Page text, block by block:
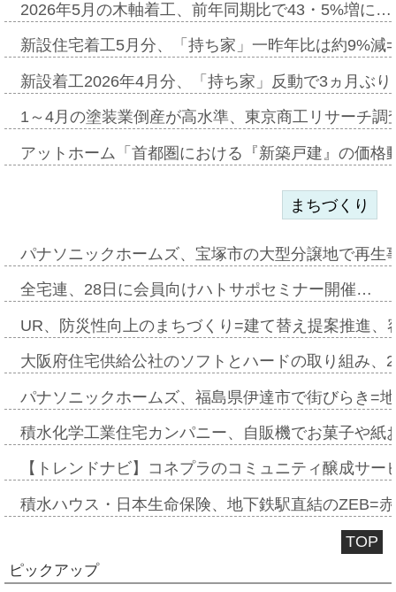
2026年5月の木軸着工、前年同期比で43・5%増に…
新設住宅着工5月分、「持ち家」一昨年比は約9%
新設着工2026年4月分、「持ち家」反動で3ヵ月ぶ
1～4月の塗装業倒産が高水準、東京商工リサーチ
アットホーム「首都圏における『新築戸建』の価
まちづくり
パナソニックホームズ、宝塚市の大型分譲地で再
全宅連、28日に会員向けハトサポセミナー開催…
UR、防災性向上のまちづくり=建て替え提案推進
大阪府住宅供給公社のソフトとハードの取り組み
パナソニックホームズ、福島県伊達市で街びらき=
積水化学工業住宅カンパニー、自販機でお菓子や
【トレンドナビ】コネプラのコミュニティ醸成サ
積水ハウス・日本生命保険、地下鉄駅直結のZEB=
TOP
ピックアップ